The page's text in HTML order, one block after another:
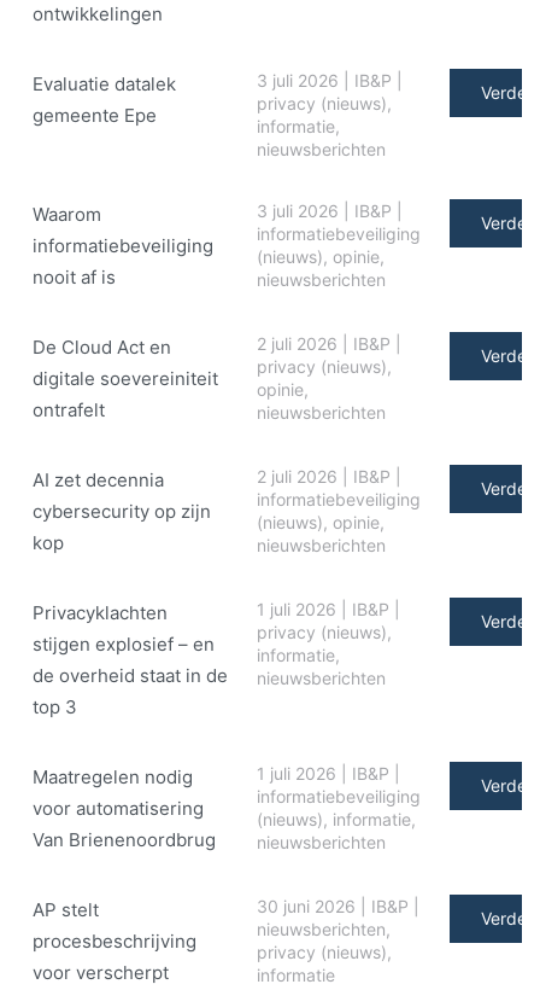
ontwikkelingen
Evaluatie datalek
gemeente Epe
3 juli 2026 IB&P
privacy (nieuws),
informatie,
nieuwsberichten
Verder
Waarom
informatiebeveiliging
nooit af is
3 juli 2026 IB&P
informatiebeveiliging
(nieuws), opinie,
nieuwsberichten
Verder
De Cloud Act en
digitale soe­ve­rei­ni­teit
ontrafelt
2 juli 2026 IB&P
privacy (nieuws),
opinie,
nieuwsberichten
Verder
AI zet decennia
cybersecurity op zijn
kop
2 juli 2026 IB&P
informatiebeveiliging
(nieuws), opinie,
nieuwsberichten
Verder
Privacyklachten
stijgen explosief – en
de overheid staat in de
top 3
1 juli 2026 IB&P
privacy (nieuws),
informatie,
nieuwsberichten
Verder
Maatregelen nodig
voor automatisering
Van Brienenoordbrug
1 juli 2026 IB&P
informatiebeveiliging
(nieuws), informatie,
nieuwsberichten
Verder
AP stelt
procesbeschrijving
voor verscherpt
30 juni 2026 IB&P
nieuwsberichten,
privacy (nieuws),
informatie
Verder